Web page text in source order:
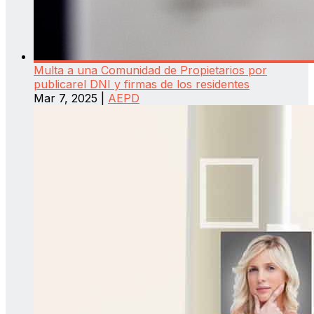
Multa a una Comunidad de Propietarios por
publicarel DNI y firmas de los residentes
Mar 7, 2025
AEPD